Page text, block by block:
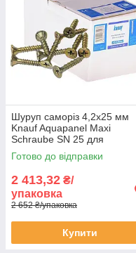
Шуруп саморіз 4,2х25 мм
Knauf Aquapanel Maxi
Schraube SN 25 для
аквапанелі з гострим кінцем
упаковка 1000 штук
Готово до відправки
2 413,32 ₴/
упаковка
2 652 ₴/упаковка
Купити